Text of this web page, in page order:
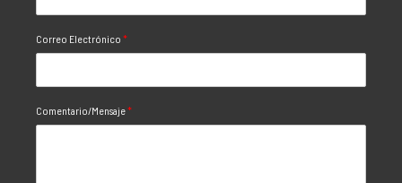
Correo Electrónico *
Comentario/Mensaje*